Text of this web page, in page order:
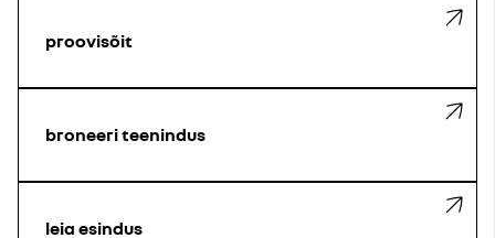
proovisõit
broneeri teenindus
leia esindus